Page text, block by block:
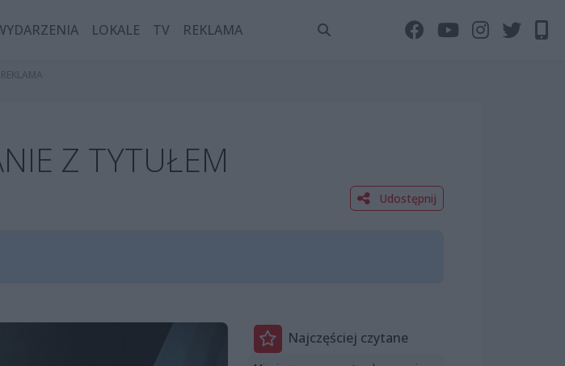
LOKALE TV REKLAMA
Z TYTUŁEM
Udostępnij
Najczęściej czytane